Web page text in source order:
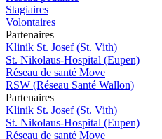
Stagiaires
Volontaires
Partenaires
Klinik St. Josef (St. Vith)
St. Nikolaus-Hospital (Eupen)
Réseau de santé Move
RSW (Réseau Santé Wallon)
Partenaires
Klinik St. Josef (St. Vith)
St. Nikolaus-Hospital (Eupen)
Réseau de santé Move